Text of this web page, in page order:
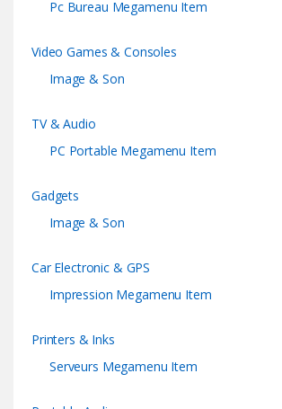
Pc Bureau Megamenu Item
Video Games & Consoles
Image & Son
TV & Audio
PC Portable Megamenu Item
Gadgets
Image & Son
Car Electronic & GPS
Impression Megamenu Item
Printers & Inks
Serveurs Megamenu Item